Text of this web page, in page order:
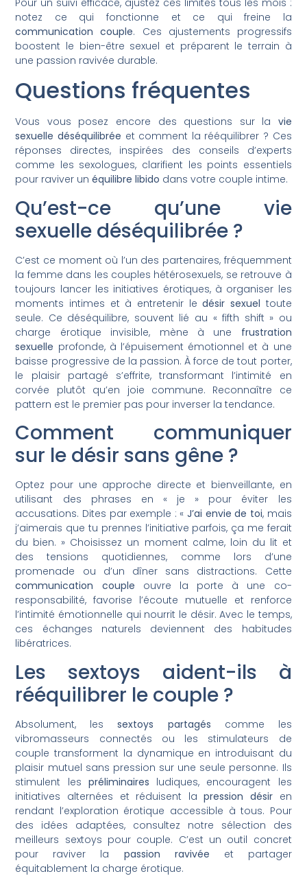
Pour un suivi efficace, ajustez ces limites tous les mois :
notez ce qui fonctionne et ce qui freine la
communication couple. Ces ajustements progressifs
boostent le bien-être sexuel et préparent le terrain à
une passion ravivée durable.
Questions fréquentes
Vous vous posez encore des questions sur la vie
sexuelle déséquilibrée et comment la rééquilibrer ? Ces
réponses directes, inspirées des conseils d’experts
comme les sexologues, clarifient les points essentiels
pour raviver unéquilibre libido dans votre couple intime.
Qu’est-ce qu’une vie
sexuelle déséquilibrée ?
C’est ce moment où l’un des partenaires, fréquemment
la femme dans les couples hétérosexuels, se retrouve à
toujours lancer les initiatives érotiques, à organiser les
moments intimes et à entretenir ledésir sexuel toute
seule. Ce déséquilibre, souvent lié au « fifth shift » ou
charge érotique invisible, mène à une frustration
sexuelle profonde, à l’épuisement émotionnel et à une
baisse progressive de la passion. À force de tout porter,
le plaisir partagé s’effrite, transformant l’intimité en
corvée plutôt qu’en joie commune. Reconnaître ce
pattern est le premier pas pour inverser la tendance.
Comment communiquer
sur le désir sans gêne ?
Optez pour une approche directe et bienveillante, en
utilisant des phrases en « je » pour éviter les
accusations. Dites par exemple : «J’ai envie de toi, mais
j’aimerais que tu prennes l’initiative parfois, ça me ferait
du bien. » Choisissez un moment calme, loin du lit et
des tensions quotidiennes, comme lors d’une
promenade ou d’un dîner sans distractions. Cette
communication couple ouvre la porte à une co-
responsabilité, favorise l’écoute mutuelle et renforce
l’intimité émotionnelle qui nourrit le désir. Avec le temps,
ces échanges naturels deviennent des habitudes
libératrices.
Les sextoys aident-ils à
rééquilibrer le couple ?
Absolument, lessextoys partagés comme les
vibromasseurs connectés ou les stimulateurs de
couple transforment la dynamique en introduisant du
plaisir mutuel sans pression sur une seule personne. Ils
stimulent les préliminaires ludiques, encouragent les
initiatives alternées et réduisent lapression désir en
rendant l’exploration érotique accessible à tous. Pour
des idées adaptées, consultez notre sélection des
meilleurs sextoys pour couple. C’est un outil concret
pour raviver la passion ravivée et partager
équitablement la charge érotique.